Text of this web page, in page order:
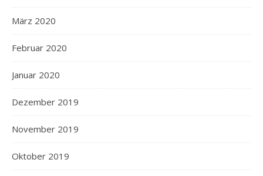
März 2020
Februar 2020
Januar 2020
Dezember 2019
November 2019
Oktober 2019